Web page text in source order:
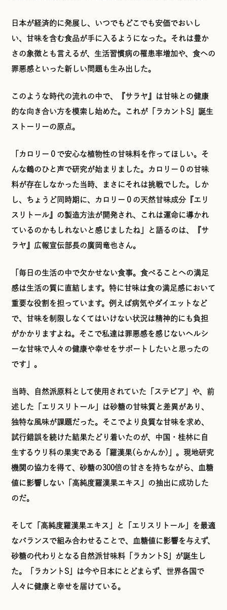
日本が経済的に発展し、いつでもどこでも安価でおいし
い、甘味を含む食品が手に入るようになった。それは豊か
さの象徴とも言えるが、生活習慣病の罹患率増加や、食への
罪悪感といった新しい問題も生み出した。
このような時代の流れの中で、『サラヤ』は甘味との健康
的な向き合い方を模索し始めた。これが「ラカントS」誕生
ストーリーの原点。
「カロリー０で安心な植物性の甘味料を作ってほしい。そ
んな鶴のひと声で研究が始まりました。カロリー０の甘味
料が存在しなかった当時、まさにそれは挑戦でした。しか
し、ちょうど同時期に、カロリー０の天然甘味成分『エリ
スリトール』の製造方法が開発され、これは運命に導かれ
ているのかもしれないと感じましたね」と語るのは、『サ
ラヤ』広報宣伝部長の廣岡竜也さん。
「毎日の生活の中で欠かせない食事。食べることへの満足
感は生活の質に直結します。特に甘味は食の満足感において
重要な役割を担っています。例えば病気やダイエットなど
で、甘味を制限しなくてはいけない状況は精神的にも負担
がかかりますよね。そこで私達は罪悪感を感じないヘルシ
ーな甘味で人々の健康や幸せをサポートしたいと思ったの
です」。
当時、自然派原料として使用されていた「ステビア」や、前
述した「エリスリトール」は砂糖の甘味質と差異があり、
独特な風味が課題だった。そこでより良質な甘味を求め、
試行錯誤を続けた結果たどり着いたのが、中国・桂林に自
生するウリ科の果実である「羅漢果(らかんか)」。現地研究
機関の協力を得て、砂糖の300倍の甘さを持ちながら、血糖
値に影響しない「高純度羅漢果エキス」の抽出に成功した
のだ。
そして「高純度羅漢果エキス」と「エリスリトール」を最適
なバランスで組み合わせることで、血糖値に影響を与えず、
砂糖の代わりとなる自然派甘味料「ラカントS」が誕生し
た。「ラカントS」は今や日本にとどまらず、世界各国で
人々に健康と幸せを届けている。